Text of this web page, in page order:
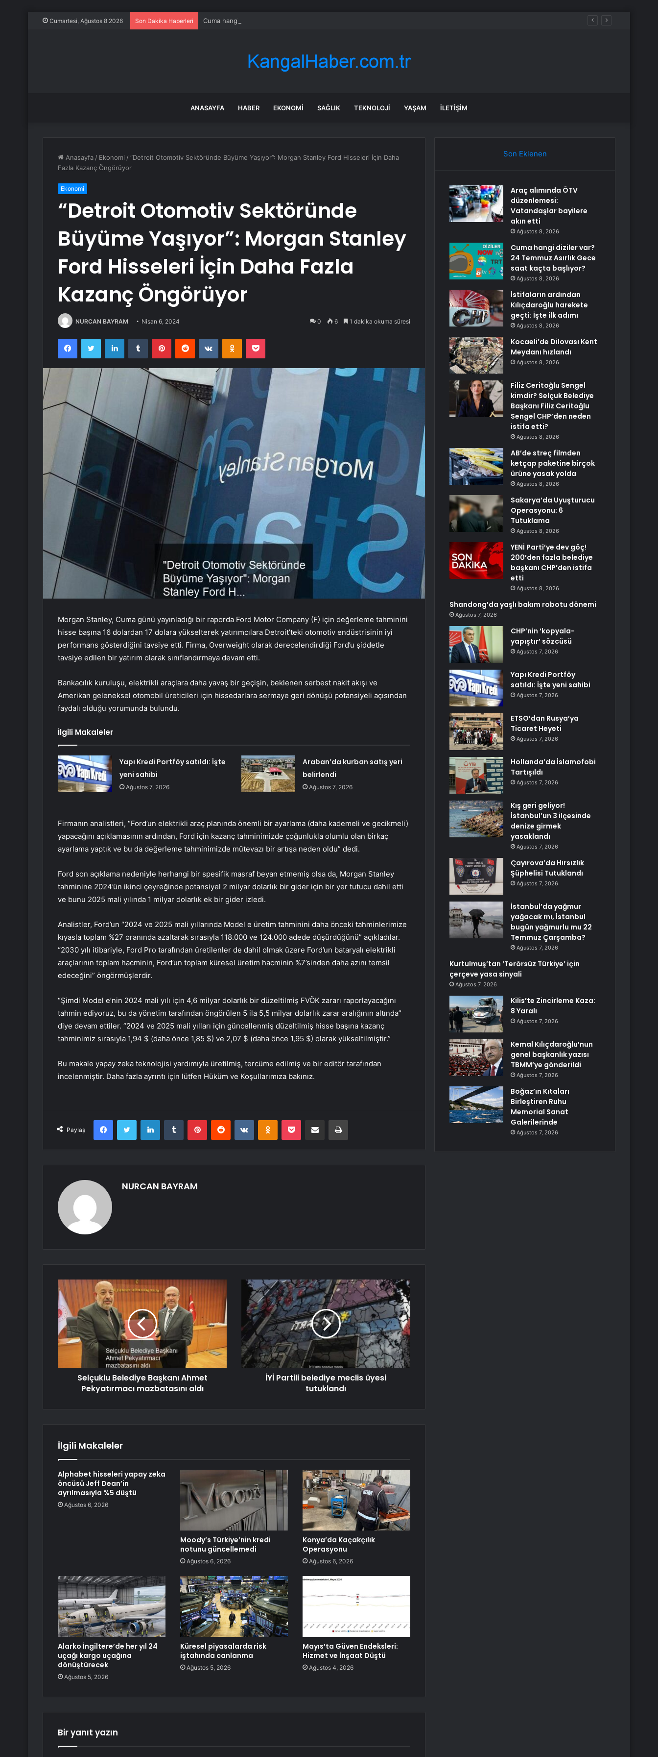
Cumartesi, Ağustos 8 2026 Son Dakika Haberleri Cuma hangi diziler var? 24 Temmuz Asırlık Gece saat kaçta başlıyor?
ANASAYFA HABER EKONOMI SAĞLIK TEKNOLOJI YAŞAM İLETIŞIM
Anasayfa / Ekonomi /“Detroit Otomotiv Sektöründe Büyüme Yaşıyor”: Morgan Stanley Ford Hisseleri İçin Daha
Fazla Kazanç Öngörüyor
Ekonomi
“Detroit Otomotiv Sektöründe
Büyüme Yaşıyor”: Morgan Stanley
Ford Hisseleri İçin Daha Fazla
Kazanç Öngörüyor
NURCAN BAYRAM Nisan 6, 2024 0 6 1 dakika okuma süresi
FacebookTwitter LinkedInTumblr PinterestReddit VKontakteOdnoklassniki
Pocket
Morgan Stanley, Cuma günü yayınladığı bir raporda Ford Motor Company (F) için değerleme tahminini
hisse başına 16 dolardan 17 dolara yükselterek yatırımcılara Detroit’teki otomotiv endüstrisinin iyi
performans gösterdiğini tavsiye etti. Firma, Overweight olarak derecelendirdiği Ford’u şiddetle
tavsiye edilen bir yatırım olarak sınıflandırmaya devam etti.
Bankacılık kuruluşu, elektrikli araçlara daha yavaş bir geçişin, beklenen serbest nakit akışı ve
Amerikan geleneksel otomobil üreticileri için hissedarlara sermaye geri dönüşü potansiyeli açısından
faydalı olduğu yorumunda bulundu.
İlgili Makaleler
Yapı Kredi Portföy satıldı: İşte
yeni sahibi
Ağustos 7, 2026
Araban’da kurban satış yeri
belirlendi
Ağustos 7, 2026
Firmanın analistleri, “Ford’un elektrikli araç planında önemli bir ayarlama (daha kademeli ve gecikmeli)
yapacağını açıklamasının ardından, Ford için kazanç tahminimizde çoğunlukla olumlu olan birkaç
ayarlama yaptık ve bu da değerleme tahminimizde mütevazı bir artışa neden oldu” dedi.
Ford son açıklama nedeniyle herhangi bir spesifik masraf beyan etmemiş olsa da, Morgan Stanley
tahminine 2024’ün ikinci çeyreğinde potansiyel 2 milyar dolarlık bir gider için bir yer tutucu dahil etti
ve bunu 2025 mali yılında 1 milyar dolarlık ek bir gider izledi.
Analistler, Ford’un “2024 ve 2025 mali yıllarında Model e üretim tahminini daha önceki tahminlerimize
kıyasla toplam %27 oranında azaltarak sırasıyla 118.000 ve 124.000 adede düşürdüğünü” açıkladılar.
“2030 yılı itibariyle, Ford Pro tarafından üretilenler de dahil olmak üzere Ford’un bataryalı elektrikli
araçlarının toplam hacminin, Ford’un toplam küresel üretim hacminin %7’sinden daha azını temsil
edeceğini” öngörmüşlerdir.
“Şimdi Model e’nin 2024 mali yılı için 4,6 milyar dolarlık bir düzeltilmiş FVÖK zararı raporlayacağını
tahmin ediyoruz, bu da yönetim tarafından öngörülen 5 ila 5,5 milyar dolarlık zarar aralığının altında”
diye devam ettiler. “2024 ve 2025 mali yılları için güncellenmiş düzeltilmiş hisse başına kazanç
tahminimiz sırasıyla 1,94 $ (daha önce 1,85 $) ve 2,07 $ (daha önce 1,95 $) olarak yükseltilmiştir.”
Bu makale yapay zeka teknolojisi yardımıyla üretilmiş, tercüme edilmiş ve bir editör tarafından
incelenmiştir. Daha fazla ayrıntı için lütfen Hüküm ve Koşullarımıza bakınız.
Paylaş
FacebookTwitter LinkedInTumblr PinterestReddit VKontakteOdnoklassniki
Pocket E-Posta ile paylaş Yazdır
NURCAN BAYRAM
Selçuklu Belediye Başkanı Ahmet
Pekyatırmacı mazbatasını aldı
İYİ Partili belediye meclis üyesi
tutuklandı
İlgili Makaleler
Alphabet hisseleri yapay zeka
öncüsü Jeff Dean’in
ayrılmasıyla %5 düştü
Ağustos 6, 2026
Moody’s Türkiye’nin kredi
notunu güncellemedi
Ağustos 6, 2026
Konya’da Kaçakçılık
Operasyonu
Ağustos 6, 2026
Alarko İngiltere’de her yıl 24
uçağı kargo uçağına
dönüştürecek
Ağustos 5, 2026
Küresel piyasalarda risk
iştahında canlanma
Ağustos 5, 2026
Mayıs’ta Güven Endeksleri:
Hizmet ve İnşaat Düştü
Ağustos 4, 2026
Bir yanıt yazın
Son Eklenen
Araç alımında ÖTV
düzenlemesi:
Vatandaşlar bayilere
akın etti
Ağustos 8, 2026
Cuma hangi diziler var?
24 Temmuz Asırlık Gece
saat kaçta başlıyor?
Ağustos 8, 2026
İstifaların ardından
Kılıçdaroğlu harekete
geçti: İşte ilk adımı
Ağustos 8, 2026
Kocaeli’de Dilovası Kent
Meydanı hızlandı
Ağustos 8, 2026
Filiz Ceritoğlu Sengel
kimdir? Selçuk Belediye
Başkanı Filiz Ceritoğlu
Sengel CHP’den neden
istifa etti?
Ağustos 8, 2026
AB’de streç filmden
ketçap paketine birçok
ürüne yasak yolda
Ağustos 8, 2026
Sakarya’da Uyuşturucu
Operasyonu: 6
Tutuklama
Ağustos 8, 2026
YENİ Parti’ye dev göç!
200’den fazla belediye
başkanı CHP’den istifa
etti
Ağustos 8, 2026
Shandong’da yaşlı bakım robotu dönemi
Ağustos 7, 2026
CHP’nin ‘kopyala-
yapıştır’ sözcüsü
Ağustos 7, 2026
Yapı Kredi Portföy
satıldı: İşte yeni sahibi
Ağustos 7, 2026
ETSO’dan Rusya’ya
Ticaret Heyeti
Ağustos 7, 2026
Hollanda’da İslamofobi
Tartışıldı
Ağustos 7, 2026
Kış geri geliyor!
İstanbul’un 3 ilçesinde
denize girmek
yasaklandı
Ağustos 7, 2026
Çayırova’da Hırsızlık
Şüphelisi Tutuklandı
Ağustos 7, 2026
İstanbul’da yağmur
yağacak mı, İstanbul
bugün yağmurlu mu 22
Temmuz Çarşamba?
Ağustos 7, 2026
Kurtulmuş’tan ‘Terörsüz Türkiye’ için
çerçeve yasa sinyali
Ağustos 7, 2026
Kilis’te Zincirleme Kaza:
8 Yaralı
Ağustos 7, 2026
Kemal Kılıçdaroğlu’nun
genel başkanlık yazısı
TBMM’ye gönderildi
Ağustos 7, 2026
Boğaz’ın Kıtaları
Birleştiren Ruhu
Memorial Sanat
Galerilerinde
Ağustos 7, 2026